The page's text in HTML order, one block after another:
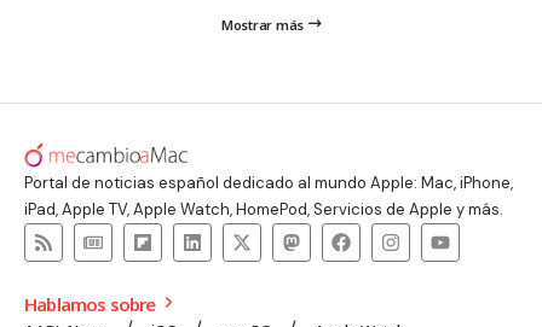
Mostrar más
Portal de noticias español dedicado al mundo Apple: Mac, iPhone,
iPad, Apple TV, Apple Watch, HomePod, Servicios de Apple y más.
Hablamos sobre